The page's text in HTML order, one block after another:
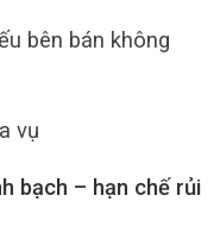
bên bán không
vụ
bạch – hạn chế rủi